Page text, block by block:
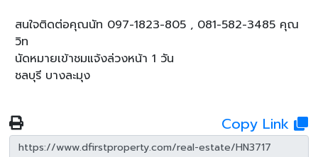
สนใจติดต่อคุณนัท 097-1823-805 , 081-582-3485 คุณ
วิท
นัดหมายเข้าชมแจ้งล่วงหน้า 1 วัน
ชลบุรี บางละมุง
Copy Link